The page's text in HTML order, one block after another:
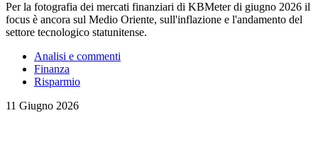
Per la fotografia dei mercati finanziari di KBMeter di giugno 2026 il
focus è ancora sul Medio Oriente, sull'inflazione e l'andamento del
settore tecnologico statunitense.
Analisi e commenti
Finanza
Risparmio
11 Giugno 2026